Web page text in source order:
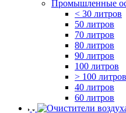
Промышленные
< 30 литров
50 литров
70 литров
80 литров
90 литров
100 литров
> 100 литров
40 литров
60 литров